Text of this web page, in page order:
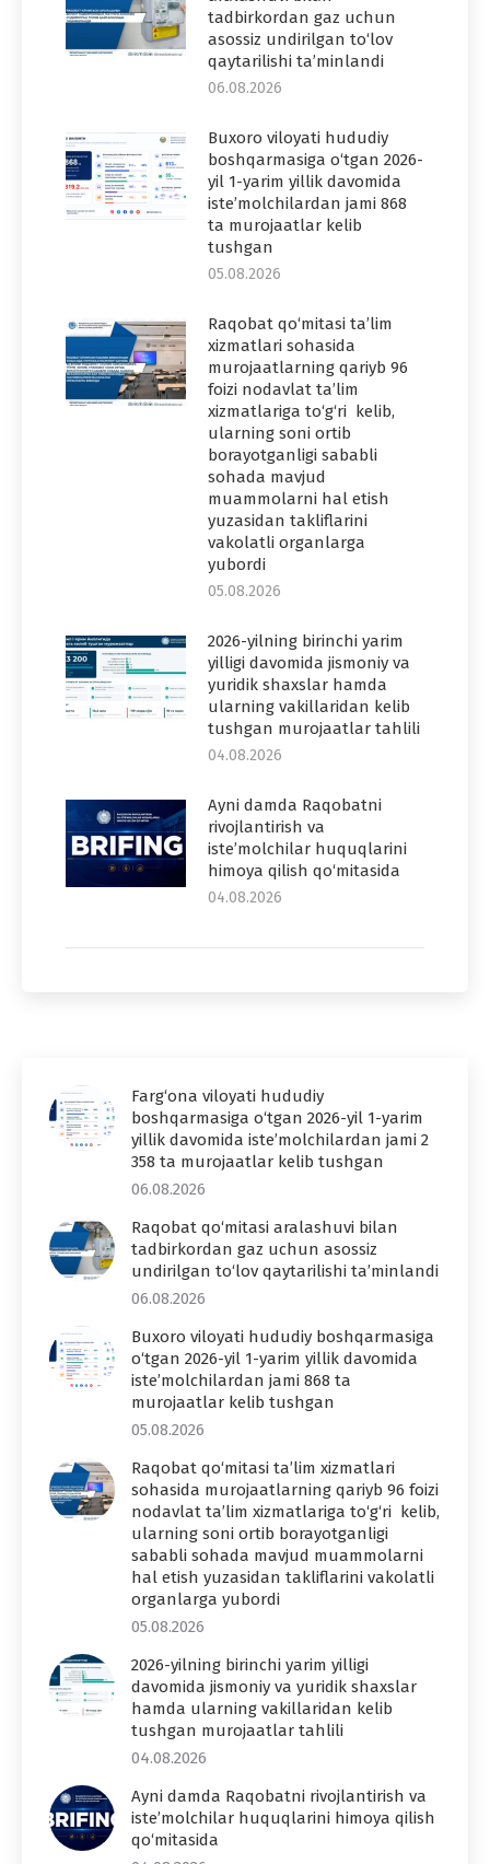
tadbirkordan gaz uchun
asossiz undirilgan to‘lov
qaytarilishi ta’minlandi
06.08.2026
Buxoro viloyati hududiy
boshqarmasiga o‘tgan 2026-
yil 1-yarim yillik davomida
iste’molchilardan jami 868
ta murojaatlar kelib
tushgan
05.08.2026
Raqobat qo‘mitasi ta’lim
xizmatlari sohasida
murojaatlarning qariyb 96
foizi nodavlat ta’lim
xizmatlariga to‘g‘ri kelib,
ularning soni ortib
borayotganligi sababli
sohada mavjud
muammolarni hal etish
yuzasidan takliflarini
vakolatli organlarga
yubordi
05.08.2026
2026-yilning birinchi yarim
yilligi davomida jismoniy va
yuridik shaxslar hamda
ularning vakillaridan kelib
tushgan murojaatlar tahlili
04.08.2026
Ayni damda Raqobatni
rivojlantirish va
iste’molchilar huquqlarini
himoya qilish qo‘mitasida
04.08.2026
Farg‘ona viloyati hududiy
boshqarmasiga o‘tgan 2026-yil 1-yarim
yillik davomida iste’molchilardan jami 2
358 ta murojaatlar kelib tushgan
06.08.2026
Raqobat qo‘mitasi aralashuvi bilan
tadbirkordan gaz uchun asossiz
undirilgan to‘lov qaytarilishi ta’minlandi
06.08.2026
Buxoro viloyati hududiy boshqarmasiga
o‘tgan 2026-yil 1-yarim yillik davomida
iste’molchilardan jami 868 ta
murojaatlar kelib tushgan
05.08.2026
Raqobat qo‘mitasi ta’lim xizmatlari
sohasida murojaatlarning qariyb 96 foizi
nodavlat ta’lim xizmatlariga to‘g‘ri kelib,
ularning soni ortib borayotganligi
sababli sohada mavjud muammolarni
hal etish yuzasidan takliflarini vakolatli
organlarga yubordi
05.08.2026
2026-yilning birinchi yarim yilligi
davomida jismoniy va yuridik shaxslar
hamda ularning vakillaridan kelib
tushgan murojaatlar tahlili
04.08.2026
Ayni damda Raqobatni rivojlantirish va
iste’molchilar huquqlarini himoya qilish
qo‘mitasida